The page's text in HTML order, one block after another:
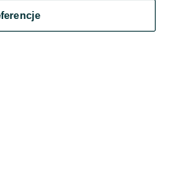
z dostawców wskazanych powyżej,
w jego aktualnym brzmieniu.